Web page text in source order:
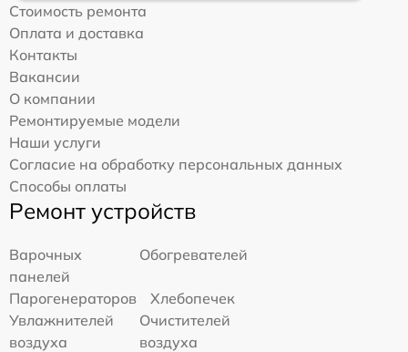
Стоимость ремонта
Оплата и доставка
Контакты
Вакансии
О компании
Ремонтируемые модели
Наши услуги
Согласие на обработку персональных данных
Способы оплаты
Ремонт устройств
Варочных
панелей
Обогревателей
Парогенераторов
Хлебопечек
Увлажнителей
воздуха
Очистителей
воздуха